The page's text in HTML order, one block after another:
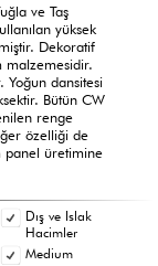
ve Taş
yüksek
Dekoratif
malzemesidir.
dansitesi
Bütün CW
renge
özelliği de
panel üretimine
Dış ve Islak
Hacimler
Medium